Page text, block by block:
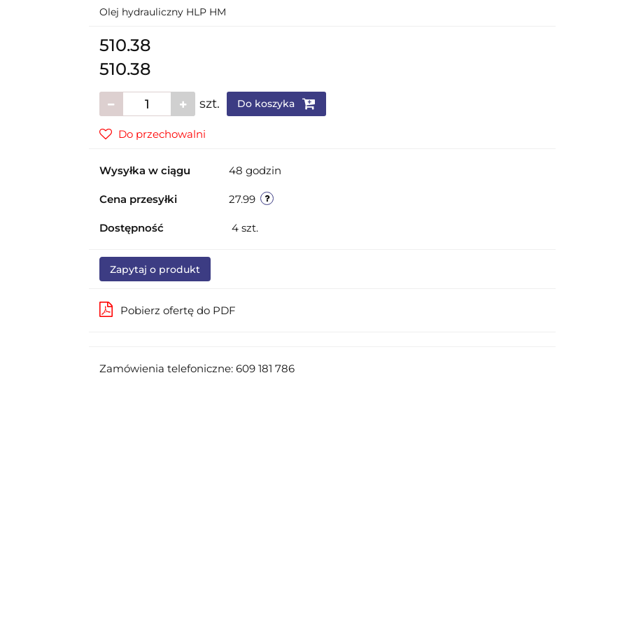
Olej hydrauliczny HLP HM
510.38
510.38
szt. Do koszyka
Do przechowalni
Wysyłka w ciągu 48 godzin
Cena przesyłki 27.99
Dostępność 4 szt.
Zapytaj o produkt
Pobierz ofertę do PDF
Zamówienia telefoniczne: 609 181 786